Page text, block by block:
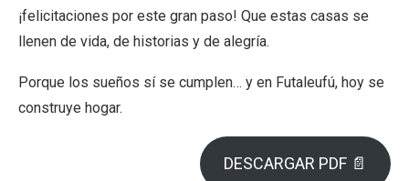
¡felicitaciones por este gran paso! Que estas casas se
llenen de vida, de historias y de alegría.
Porque los sueños sí se cumplen… y en Futaleufú, hoy se
construye hogar.
DESCARGAR PDF 📄